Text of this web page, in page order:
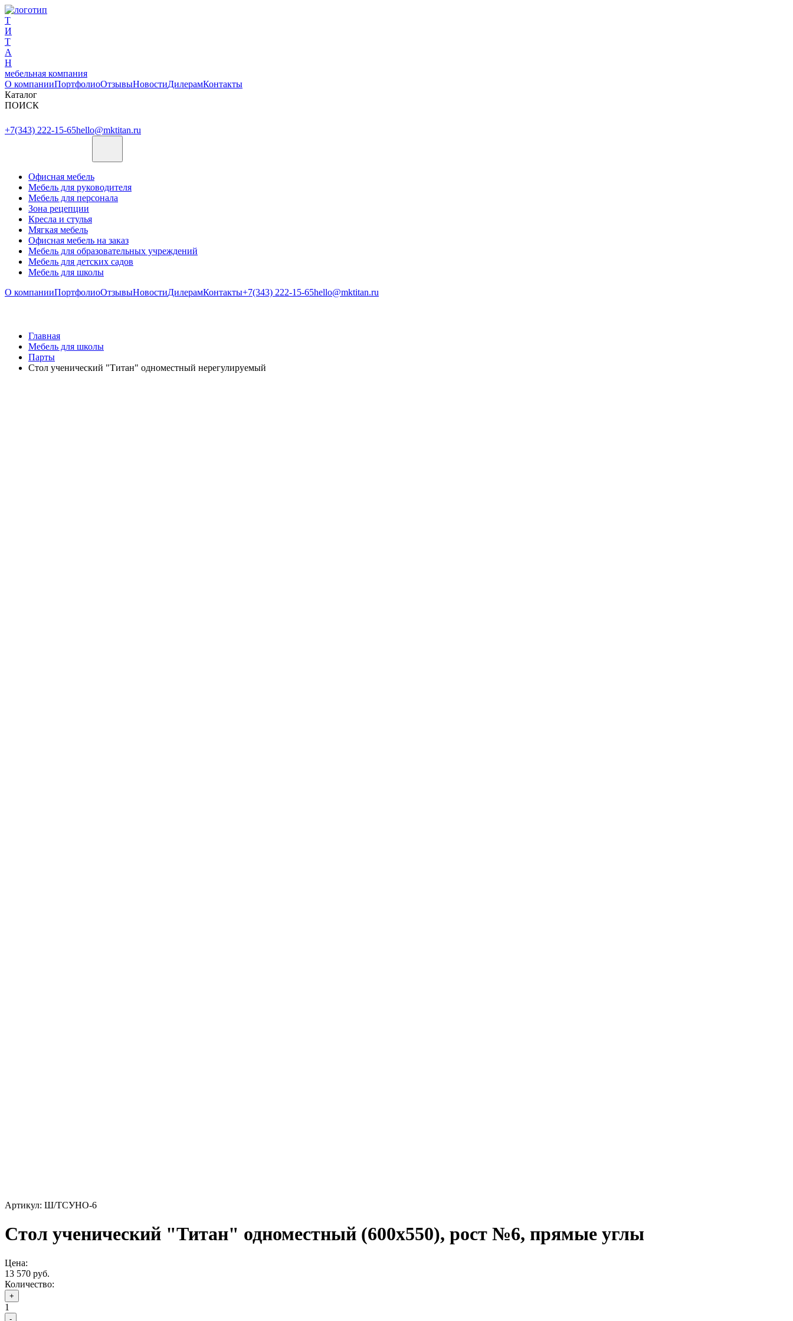
Т
И
Т
А
Н
мебельная компания
О компанииПортфолиоОтзывыНовостиДилерамКонтакты
Каталог
ПОИСК
+7(343) 222-15-65hello@mktitan.ru
Офисная мебель
Мебель для руководителя
Мебель для персонала
Зона рецепции
Кресла и стулья
Мягкая мебель
Офисная мебель на заказ
Мебель для образовательных учреждений
Мебель для детских садов
Мебель для школы
О компанииПортфолиоОтзывыНовостиДилерамКонтакты+7(343) 222-15-65hello@mktitan.ru
Главная
Мебель для школы
Парты
Стол ученический "Титан" одноместный нерегулируемый
Артикул: Ш/ТСУНО-6
Стол ученический "Титан" одноместный (600х550), рост №6, прямые углы
Цена:
13 570 руб.
Количество:
+
1
-